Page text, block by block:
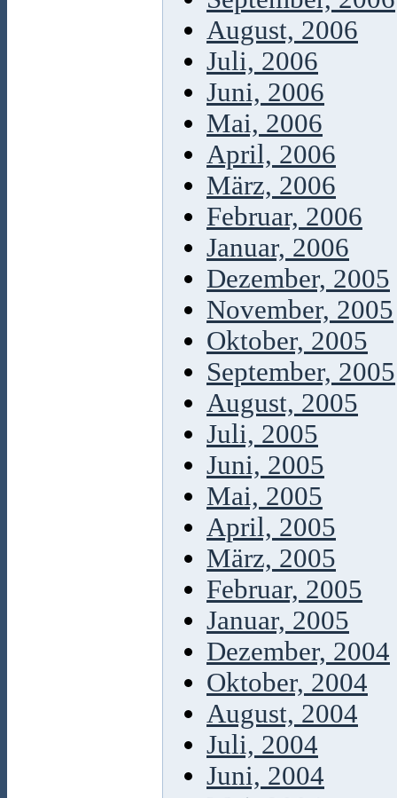
August, 2006
Juli, 2006
Juni, 2006
Mai, 2006
April, 2006
März, 2006
Februar, 2006
Januar, 2006
Dezember, 2005
November, 2005
Oktober, 2005
September, 2005
August, 2005
Juli, 2005
Juni, 2005
Mai, 2005
April, 2005
März, 2005
Februar, 2005
Januar, 2005
Dezember, 2004
Oktober, 2004
August, 2004
Juli, 2004
Juni, 2004